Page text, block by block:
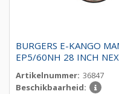
BURGERS E-KANGO
EP5/60NH 28 INCH
Artikelnummer: 36847
Beschikbaarheid: